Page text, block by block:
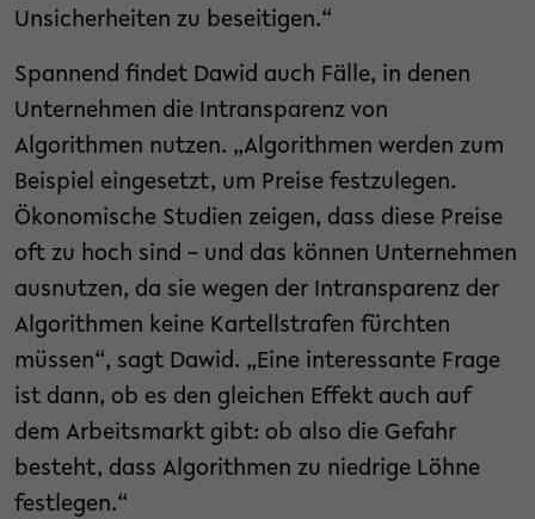
Unsicherheiten zu beseitigen.“
Spannend findet Dawid auch Fälle, in denen
Unternehmen die Intransparenz von
Algorithmen nutzen. „Algorithmen werden zum
Beispiel eingesetzt, um Preise festzulegen.
Ökonomische Studien zeigen, dass diese Preise
oft zu hoch sind – und das können Unternehmen
ausnutzen, da sie wegen der Intransparenz der
Algorithmen keine Kartellstrafen fürchten
müssen“, sagt Dawid. „Eine interessante Frage
ist dann, ob es den gleichen Effekt auch auf
dem Arbeitsmarkt gibt: ob also die Gefahr
besteht, dass Algorithmen zu niedrige Löhne
festlegen.“